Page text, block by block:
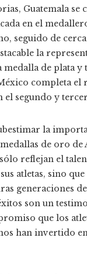
Guatemala se
en el
seguido de
la
medalla de plata y
completa el
el segundo y
la
de oro de
reflejan el
atletas, sino
generaciones
son un
que los
han invertido